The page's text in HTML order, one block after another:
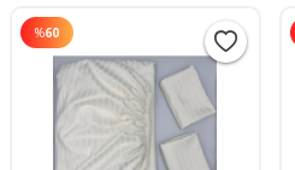
%60